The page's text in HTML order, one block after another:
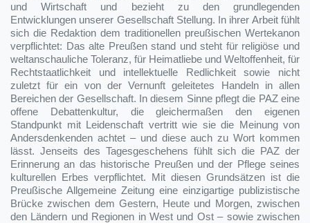
und Wirtschaft und bezieht zu den grundlegenden
Entwicklungen unserer Gesellschaft Stellung. In ihrer Arbeit fühlt
sich die Redaktion dem traditionellen preußischen Wertekanon
verpflichtet: Das alte Preußen stand und steht für religiöse und
weltanschauliche Toleranz, für Heimatliebe und Weltoffenheit, für
Rechtstaatlichkeit und intellektuelle Redlichkeit sowie nicht
zuletzt für ein von der Vernunft geleitetes Handeln in allen
Bereichen der Gesellschaft. In diesem Sinne pflegt die PAZ eine
offene Debattenkultur, die gleichermaßen den eigenen
Standpunkt mit Leidenschaft vertritt wie sie die Meinung von
Andersdenkenden achtet – und diese auch zu Wort kommen
lässt. Jenseits des Tagesgeschehens fühlt sich die PAZ der
Erinnerung an das historische Preußen und der Pflege seines
kulturellen Erbes verpflichtet. Mit diesen Grundsätzen ist die
Preußische Allgemeine Zeitung eine einzigartige publizistische
Brücke zwischen dem Gestern, Heute und Morgen, zwischen
den Ländern und Regionen in West und Ost – sowie zwischen